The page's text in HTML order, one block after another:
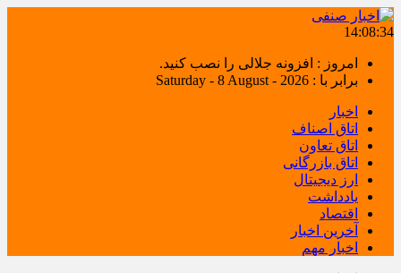
14:08:34
امروز : افزونه جلالی را نصب کنید.
برابر با : Saturday - 8 August - 2026
اخبار
اتاق اصناف
اتاق تعاون
اتاق بازرگانی
ارز دیجیتال
یادداشت
اقتصاد
آخرین اخبار
اخبار مهم